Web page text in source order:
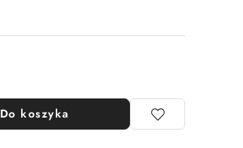
Do koszyka